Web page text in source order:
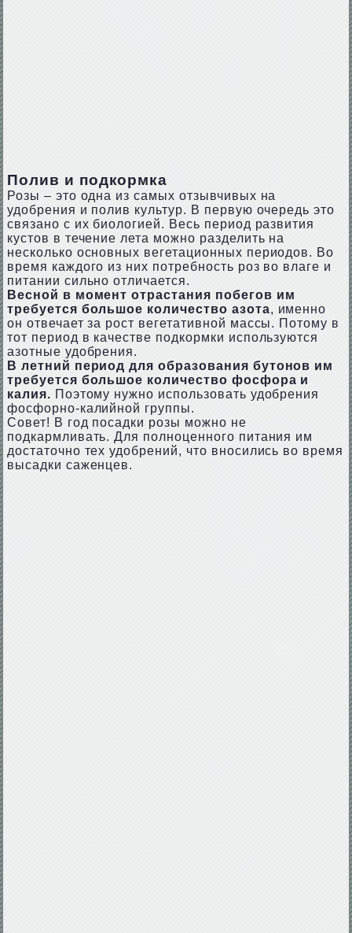
Полив и подкормка
Розы – это одна из самых отзывчивых на
удобрения и полив культур. В первую очередь это
связано с их биологией. Весь период развития
кустов в течение лета можно разделить на
несколько основных вегетационных периодов. Во
время каждого из них потребность роз во влаге и
питании сильно отличается.
Весной в момент отрастания побегов им
требуется большое количество азота, именно
он отвечает за рост вегетативной массы. Потому в
тот период в качестве подкормки используются
азотные удобрения.
В летний период для образования бутонов им
требуется большое количество фосфора и
калия. Поэтому нужно использовать удобрения
фосфорно-калийной группы.
Совет! В год посадки розы можно не
подкармливать. Для полноценного питания им
достаточно тех удобрений, что вносились во время
высадки саженцев.